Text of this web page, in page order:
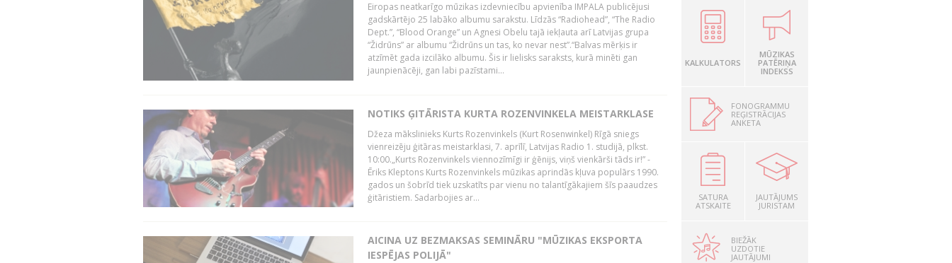
Eiropas neatkarīgo mūzikas izdevniecību apvienība IMPALA publicējusi
gadskārtējo 25 labāko albumu sarakstu. Līdzās “Radiohead”, “The Radio
Dept.”, “Blood Orange” un Agnesi Obelu tajā iekļauta arī Latvijas grupa
“Židrūns” ar albumu “Židrūns un tas, ko nevar nest”.“Balvas mērķis ir
atzīmēt gada izcilāko albumu. Šis ir lielisks saraksts, kurā minēti gan
jaunpienācēji, gan labi pazīstami...
NOTIKS ĢITĀRISTA KURTA ROZENVINKELA MEISTARKLASE
Džeza mākslinieks Kurts Rozenvinkels (Kurt Rosenwinkel) Rīgā sniegs
vienreizēju ģitāras meistarklasi, 7. aprīlī, Latvijas Radio 1. studijā, plkst.
10:00.„Kurts Rozenvinkels viennozīmīgi ir ģēnijs, viņš vienkārši tāds ir!” -
Ēriks Kleptons Kurts Rozenvinkels mūzikas aprindās kļuva populārs 1990.
gados un šobrīd tiek uzskatīts par vienu no talantīgākajiem šīs paaudzes
ģitāristiem. Sadarbojies ar...
AICINA UZ BEZMAKSAS SEMINĀRU "MŪZIKAS EKSPORTA
IESPĒJAS POLIJĀ"
KALKULATORS
MŪZIKAS
PATĒRIŅA
INDEKSS
FONOGRAMMU
REĢISTRĀCIJAS
ANKETA
SATURA
ATSKAITE
JAUTĀJUMS
JURISTAM
BIEŽĀK
UZDOTIE
JAUTĀJUMI